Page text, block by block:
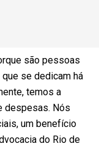
são pessoas
se dedicam há
temos a
despesas. Nós
um benefício
do Rio de